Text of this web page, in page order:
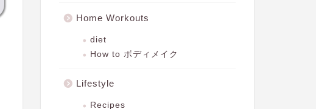
Home Workouts
diet
How to ボディメイク
Lifestyle
Recipes